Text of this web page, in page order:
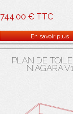
744,00 € TTC
de synthèse
en résine de
SALAMANDRE® blanche
plein.
En savoir plus
PLAN DE
NIAGARA V1